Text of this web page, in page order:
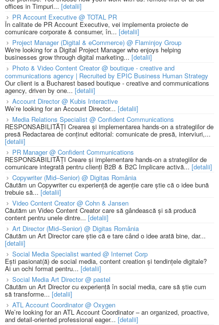
offices in Timpuri... [detalii]
PR Account Executive @ TOTAL PR
În calitate de PR Account Executive, vei implementa proiecte de
comunicare corporate & consumer, în... [detalii]
Project Manager (Digital & eCommerce) @ Flaminjoy Group
We're looking for a Digital Project Manager who enjoys helping
businesses grow through digital marketing... [detalii]
Photo & Video Content Creator @ boutique - creative and
communications agency | Recruited by EPIC Business Human Strategy
Our client is a Bucharest based boutique - creative and communications
agency, driven by one... [detalii]
Account Director @ Kubis Interactive
We’re looking for an Account Director... [detalii]
Media Relations Specialist @ Confident Communications
RESPONSABILITĂȚI Crearea și implementarea hands-on a strategiilor de
presă Redactarea de conținut editorial: comunicate de presă, interviuri,...
[detalii]
PR Manager @ Confident Communications
RESPONSABILITĂȚI Creare și implementare hands-on a strategiilor de
comunicare integrată pentru clienți B2B & B2C Implicare activă... [detalii]
Copywriter (Mid–Senior) @ Digitas România
Căutăm un Copywriter cu experiență de agenție care știe că o idee bună
trebuie să... [detalii]
Video Content Creator @ Cohn & Jansen
Căutăm un Video Content Creator care să gândească și să producă
content pentru unele dintre... [detalii]
Art Director (Mid–Senior) @ Digitas România
Căutăm un Art Director care știe că e tare când o idee arată bine, dar...
[detalii]
Social Media Specialist wanted @ Internet Corp
Ești pasionat(ă) de social media, content creation și tendințele digitale?
Ai un ochi format pentru... [detalii]
Social Media Art Director @ pastel
Căutăm un Art Director cu experiență în social media, care să știe cum
să transforme... [detalii]
ATL Account Coordinator @ Oxygen
We’re looking for an ATL Account Coordinator – an organized, proactive,
and detail-oriented professional eager... [detalii]